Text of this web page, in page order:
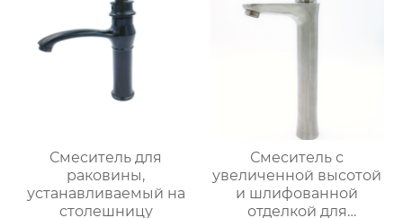
Смеситель для
раковины,
устанавливаемый на
столешницу
Смеситель с
увеличенной высотой
и шлифованной
отделкой для